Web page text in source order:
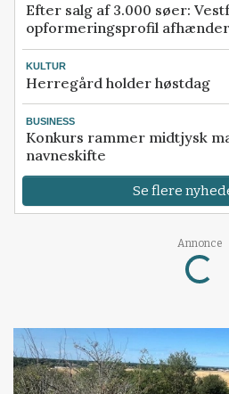
Efter salg af 3.000 søer:
opformeringsprofil
KULTUR
Herregård holder høstdag
BUSINESS
Konkurs rammer midtjysk
navneskifte
Se flere
Annonce
Loading...